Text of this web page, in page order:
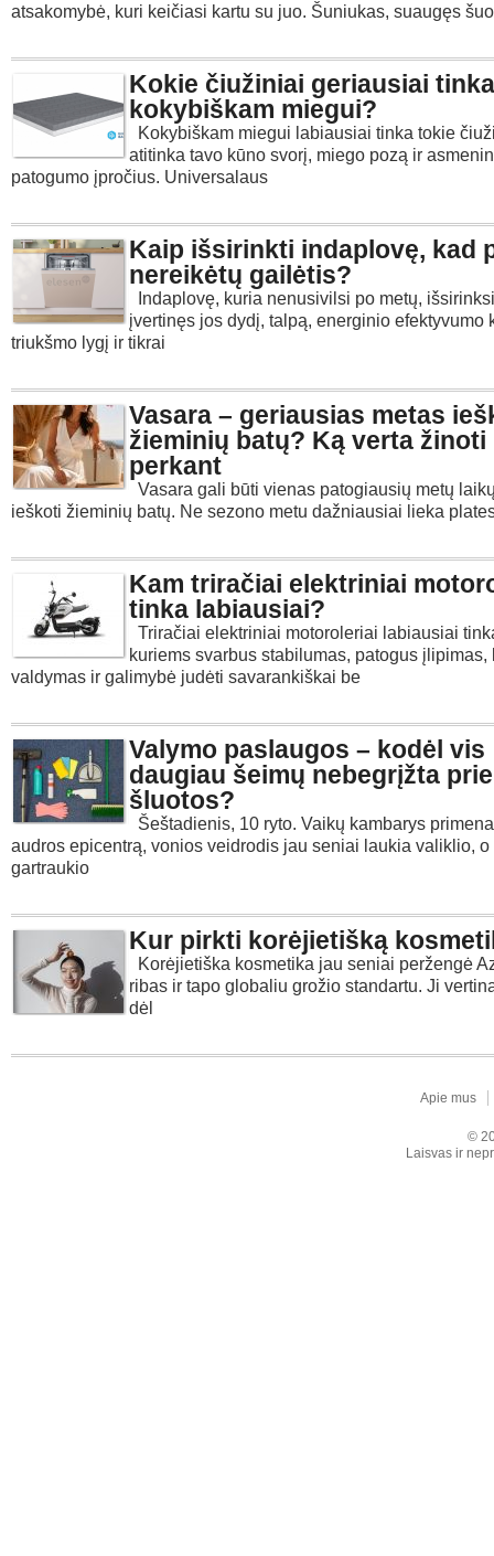
atsakomybė, kuri keičiasi kartu su juo. Šuniukas, suaugęs šuo
Kokie čiužiniai geriausiai tinka
kokybiškam miegui?
Kokybiškam miegui labiausiai tinka tokie
atitinka tavo kūno svorį, miego pozą ir
patogumo įpročius. Universalaus
Kaip išsirinkti indaplovę, kad
nereikėtų gailėtis?
Indaplovę, kuria nenusivilsi po metų,
įvertinęs jos dydį, talpą, energinio efektyvumo
triukšmo lygį ir tikrai
Vasara – geriausias metas
žieminių batų? Ką verta žinoti
perkant
Vasara gali būti vienas patogiausių metų
ieškoti žieminių batų. Ne sezono metu dažniausiai lieka
Kam triračiai elektriniai
tinka labiausiai?
Triračiai elektriniai motoroleriai labiausiai
kuriems svarbus stabilumas, patogus įlipimas,
valdymas ir galimybė judėti savarankiškai be
Valymo paslaugos – kodėl vis
daugiau šeimų nebegrįžta prie
šluotos?
Šeštadienis, 10 ryto. Vaikų kambarys
audros epicentrą, vonios veidrodis jau seniai laukia valiklio, o
gartraukio
Kur pirkti korėjietišką
Korėjietiška kosmetika jau seniai peržengė
ribas ir tapo globaliu grožio standartu. Ji
dėl
Apie mus
©
Laisvas ir